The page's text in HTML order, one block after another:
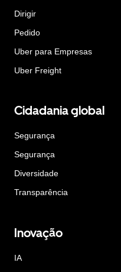
Dirigir
Pedido
Uber para Empresas
Uber Freight
Cidadania global
Segurança
Segurança
Diversidade
Transparência
Inovação
IA